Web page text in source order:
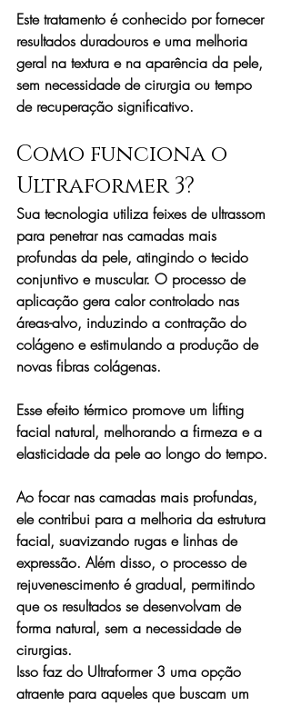
Este tratamento é conhecido por fornecer
resultados duradouros e uma melhoria
geral na textura e na aparência da pele,
sem necessidade de cirurgia ou tempo
de recuperação significativo.
Como funciona o
Ultraformer 3?
Sua tecnologia utiliza feixes de ultrassom
para penetrar nas camadas mais
profundas da pele, atingindo o tecido
conjuntivo e muscular. O processo de
aplicação gera calor controlado nas
áreas-alvo, induzindo a contração do
colágeno e estimulando a produção de
novas fibras colágenas.
Esse efeito térmico promove um lifting
facial natural, melhorando a firmeza e a
elasticidade da pele ao longo do tempo.
Ao focar nas camadas mais profundas,
ele contribui para a melhoria da estrutura
facial, suavizando rugas e linhas de
expressão. Além disso, o processo de
rejuvenescimento é gradual, permitindo
que os resultados se desenvolvam de
forma natural, sem a necessidade de
cirurgias.
Isso faz do Ultraformer 3 uma opção
atraente para aqueles que buscam um